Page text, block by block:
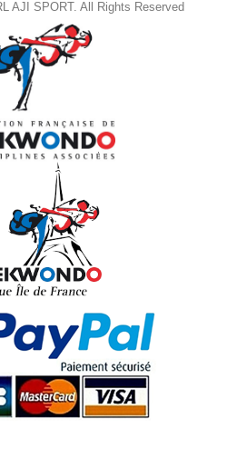
AJI SPORT. All Rights Reserved